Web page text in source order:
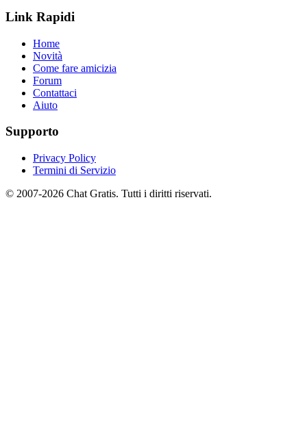
Link Rapidi
Home
Novità
Come fare amicizia
Forum
Contattaci
Aiuto
Supporto
Privacy Policy
Termini di Servizio
© 2007-2026 Chat Gratis. Tutti i diritti riservati.